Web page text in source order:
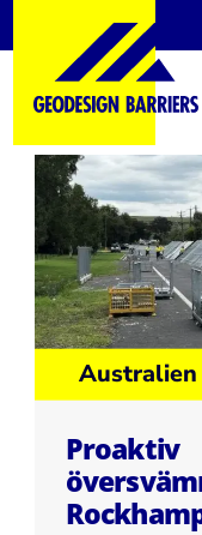
Australien
Proaktiv